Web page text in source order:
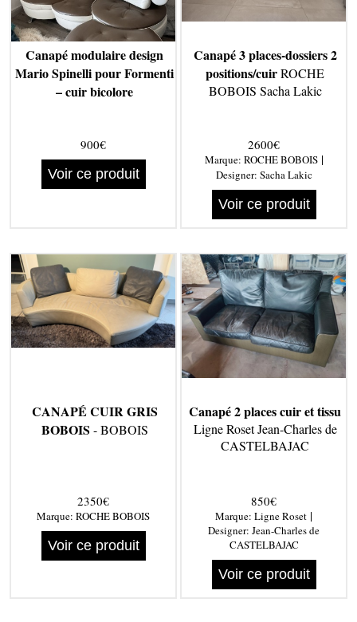
Canapé modulaire design
Mario Spinelli pour Formenti
– cuir bicolore
900€
Voir ce produit
Canapé 3 places-dossiers 2
positions/cuirROCHE
BOBOIS Sacha Lakic
2600€
Marque: ROCHE BOBOIS|
Designer: Sacha Lakic
Voir ce produit
CANAPÉ CUIR GRIS
BOBOIS - BOBOIS
2350€
Marque: ROCHE BOBOIS
Voir ce produit
Canapé 2 places cuir et tissu
Ligne Roset Jean-Charles de
CASTELBAJAC
850€
Marque: Ligne Roset |
Designer: Jean-Charles de
CASTELBAJAC
Voir ce produit